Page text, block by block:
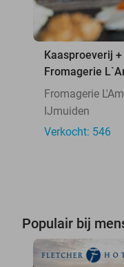
Kaasproeverij
Fromagerie
Fromagerie
IJmuiden
Verkocht: 546
Populair bij